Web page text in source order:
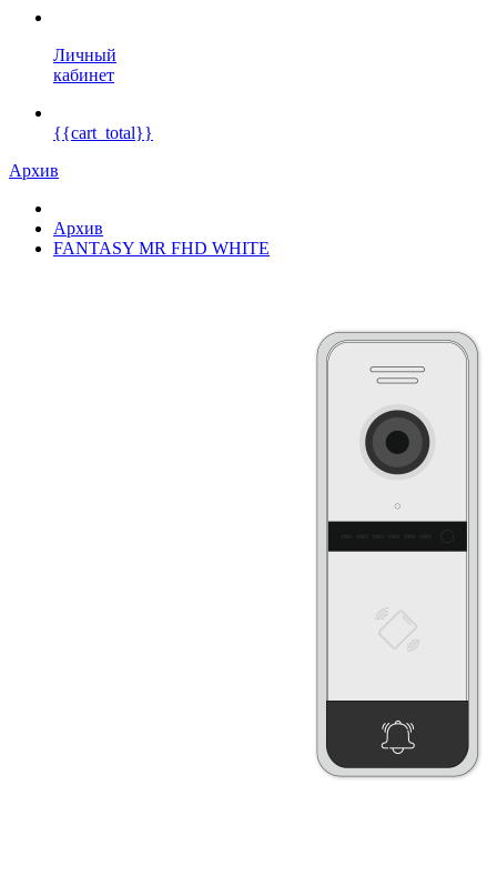
Личный
кабинет
{{cart_total}}
Архив
Архив
FANTASY MR FHD WHITE